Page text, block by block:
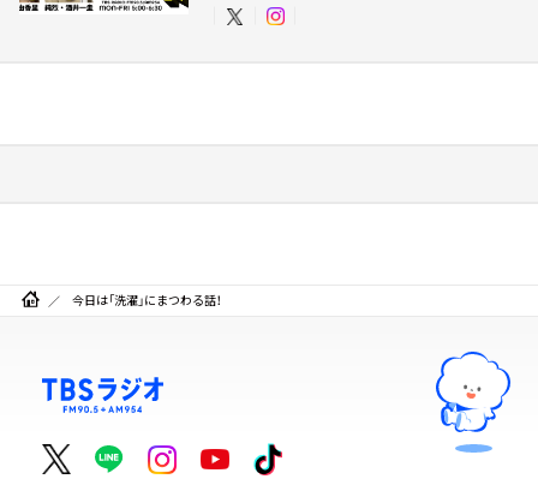
今日は「洗濯」にまつわる話！